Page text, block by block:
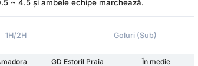
~ 4.5 și ambele echipe marchează.
1H/2H Goluri (Sub)
GD Estoril Praia În medie